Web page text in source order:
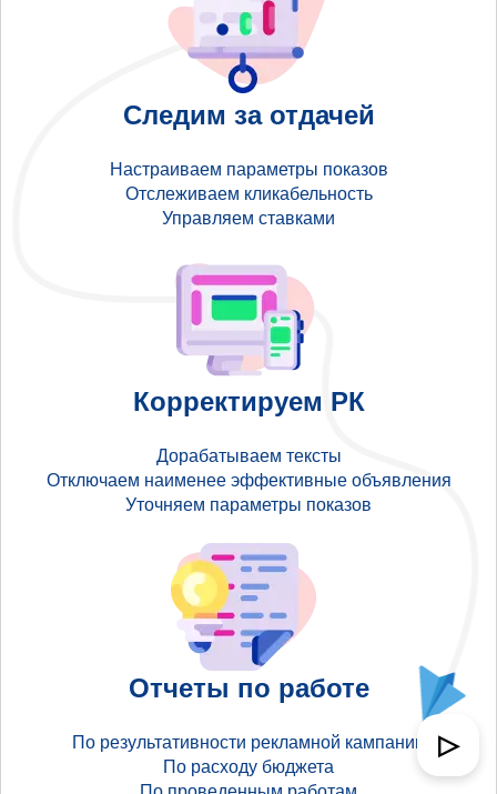
Следим за отдачей
Настраиваем параметры показов
Отслеживаем кликабельность
Управляем ставками
Корректируем РК
Дорабатываем тексты
Отключаем наименее эффективные объявления
Уточняем параметры показов
Отчеты по работе
По результативности рекламной кампании
По расходу бюджета
▷